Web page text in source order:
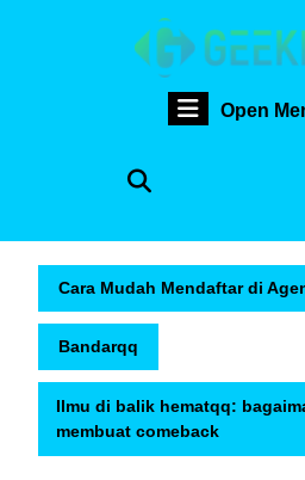
Open
Cara Mudah Mendaftar di
Bandarqq
Ilmu di balik hematqq:
membuat comeback